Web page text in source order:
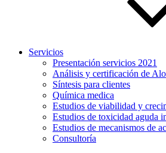
Servicios
Presentación servicios 2021
Análisis y certificación de
Síntesis para clientes
Química medica
Estudios de viabilidad y
Estudios de toxicidad aguda
Estudios de mecanismos de
Consultoría